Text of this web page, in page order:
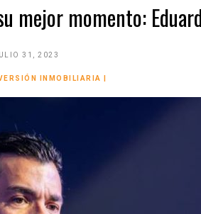
mejor momento:
31, 2023
INMOBILIARIA